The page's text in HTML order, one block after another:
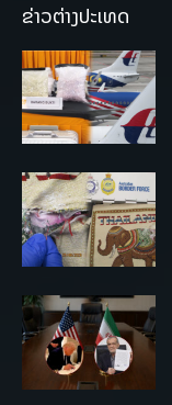
ຂ່າວຕ່າງປະເທດ